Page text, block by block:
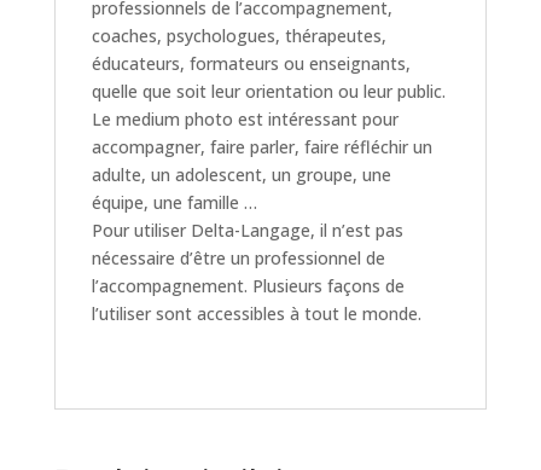
professionnels de l’accompagnement,
coaches, psychologues, thérapeutes,
éducateurs, formateurs ou enseignants,
quelle que soit leur orientation ou leur public.
Le medium photo est intéressant pour
accompagner, faire parler, faire réfléchir un
adulte, un adolescent, un groupe, une
équipe, une famille …
Pour utiliser Delta-Langage, il n’est pas
nécessaire d’être un professionnel de
l’accompagnement. Plusieurs façons de
l’utiliser sont accessibles à tout le monde.